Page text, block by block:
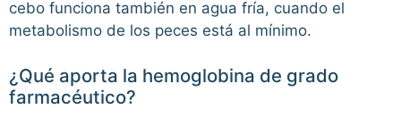
cebo funciona también en agua fría, cuando el
metabolismo de los peces está al mínimo.
¿Qué aporta la hemoglobina de grado
farmacéutico?